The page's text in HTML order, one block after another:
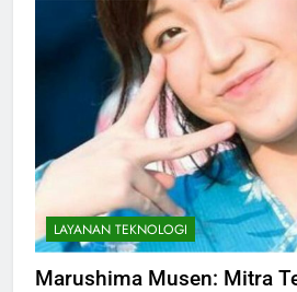
LAYANAN TEKNOLOGI
Marushima Musen: Mitra